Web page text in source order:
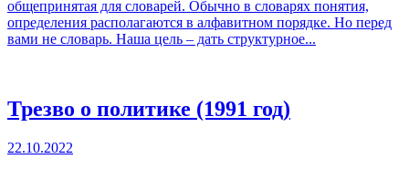
общепринятая для словарей. Обычно в словарях понятия,
определения располагаются в алфавитном порядке. Но перед
вами не словарь. Наша цель – дать структурное...
Трезво о политике (1991 год)
22.10.2022